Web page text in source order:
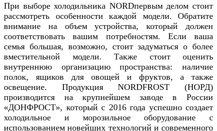
При выборе холодильника NORDпервым делом стоит
рассмотреть особенности каждой модели. Обратите
внимание на объем устройства, который должен
соответствовать вашим потребностям. Если ваша
семья большая, возможно, стоит задуматься о более
вместительной модели. Также стоит оценить
внутреннюю организацию пространства: наличие
полок, ящиков для овощей и фруктов, а также
освещение. Продукция NORDFROST (НОРД)
производится на крупнейшем заводе в России
«ДОНФРОСТ», который с 2016 года успешно создает
холодильное и морозильное оборудование с
использованием новейших технологий и современного